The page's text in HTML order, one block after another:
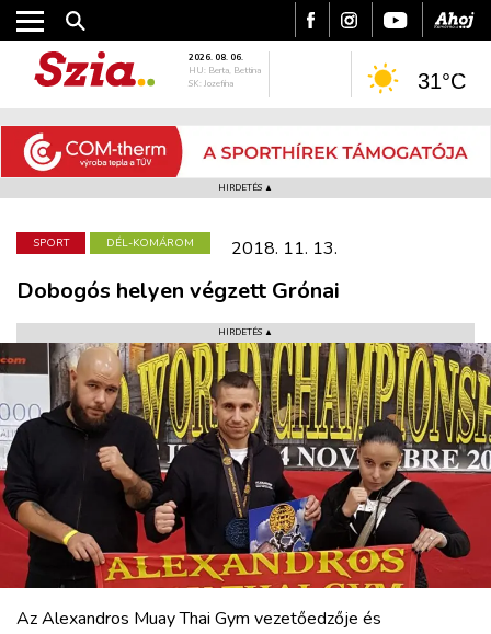
VÁROS
RÉGIÓ
SPORT
KULTÚRA
2026. 08. 06.
HU: Berta, Bettina
SK: Jozefína
31°C
HIRDETÉS ▲
SPORT DÉL-KOMÁROM 2018. 11. 13.
Dobogós helyen végzett Grónai
HIRDETÉS ▲
Az Alexandros Muay Thai Gym vezetőedzője és